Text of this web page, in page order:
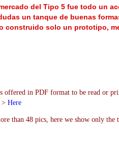
del Tipo 5 fue todo un
un tanque de buenas
construido solo un prototipo,
offered in PDF format to be read or
> Here
than 48 pics, here we show only the